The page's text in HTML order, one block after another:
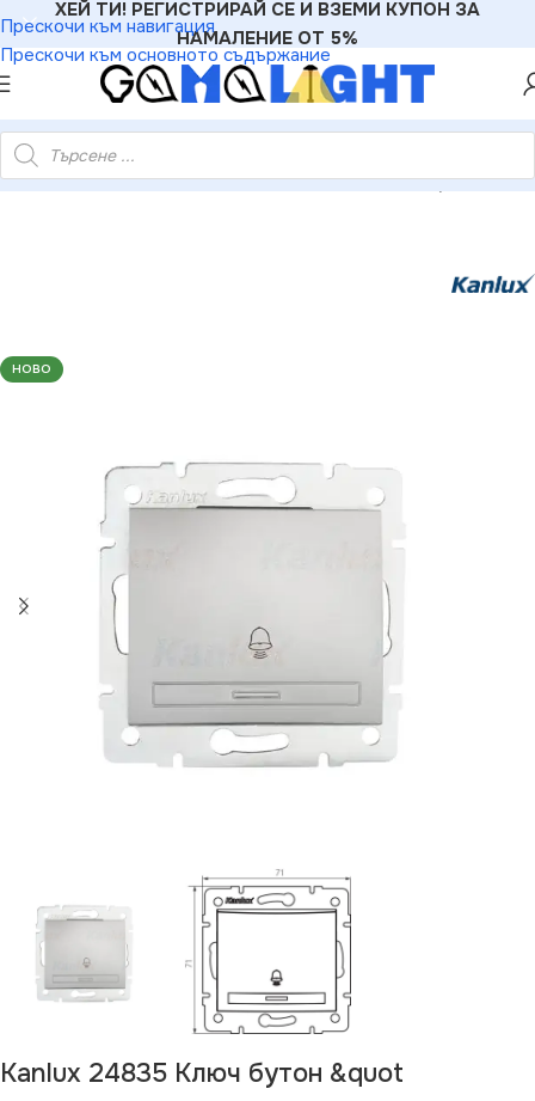
Прескочи към навигация
Прескочи към основното съдържание
ХЕЙ ТИ! РЕГИСТРИРАЙ СЕ И ВЗЕМИ КУПОН ЗА
НАМАЛЕНИЕ ОТ 5%
»Ключове»Kanlux 24835 Ключ бутон &quot
НОВО
Kanlux 24835 Ключ бутон &quot